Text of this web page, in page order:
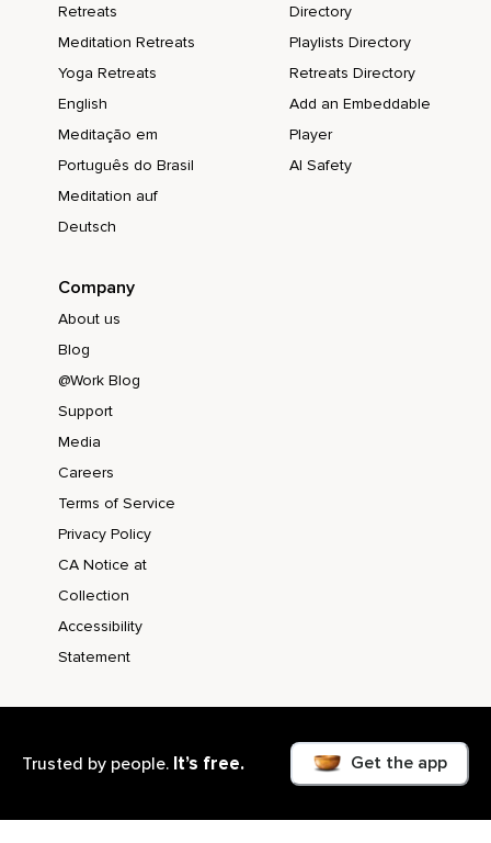
Trusted by people. It’s free. Get the app
Retreats
Meditation Retreats
Yoga Retreats
English
Meditação em
Português do Brasil
Meditation auf
Deutsch
Directory
Playlists Directory
Retreats Directory
Add an Embeddable
Player
AI Safety
Company
About us
Blog
@Work Blog
Support
Media
Careers
Terms of Service
Privacy Policy
CA Notice at
Collection
Accessibility
Statement